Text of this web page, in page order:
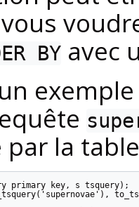
BY avec
la
primary key, s tsquery);